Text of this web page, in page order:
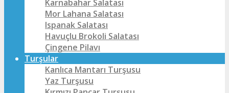
Karnabahar Salatası
Mor Lahana Salatası
Ispanak Salatası
Havuçlu Brokoli Salatası
Çingene Pilavı
Turşular
Kanlıca Mantarı Turşusu
Yaz Turşusu